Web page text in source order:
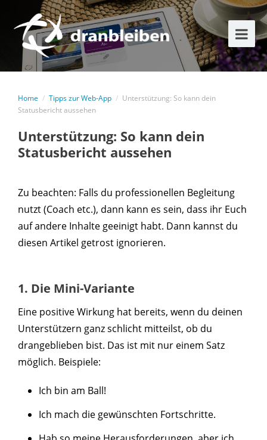
Home / Tipps zur Web-App / Unterstützung: So kann dein
Statusbericht aussehen
Unterstützung: So kann dein
Statusbericht aussehen
Zu beachten: Falls du professionellen Begleitung
nutzt (Coach etc.), dann kann es sein, dass ihr Euch
auf andere Inhalte geeinigt habt. Dann kannst du
diesen Artikel getrost ignorieren.
1. Die Mini-Variante
Eine positive Wirkung hat bereits, wenn du deinen
Unterstützern ganz schlicht mitteilst, ob du
drangeblieben bist. Das ist mit nur einem Satz
möglich. Beispiele:
Ich bin am Ball!
Ich mach die gewünschten Fortschritte.